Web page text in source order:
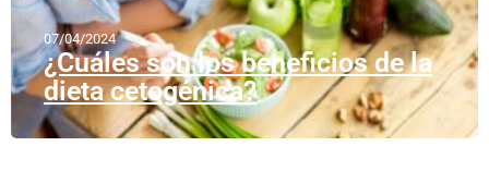
07/04/2024
¿Cuáles son los beneficios de la
dieta cetogénica?